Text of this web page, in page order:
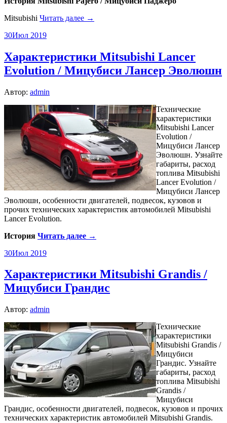
Mitsubishi Читать далее →
30Июл 2019
Характеристики Mitsubishi Lancer
Evolution / Мицубиси Лансер Эволюшн
Автор: admin
Технические
характеристики
Mitsubishi Lancer
Evolution /
Мицубиси Лансер
Эволюшн. Узнайте
габариты, расход
топлива Mitsubishi
Lancer Evolution /
Мицубиси Лансер
Эволюшн, особенности двигателей, подвесок, кузовов и
прочих технических характеристик автомобилей Mitsubishi
Lancer Evolution.
История Читать далее →
30Июл 2019
Характеристики Mitsubishi Grandis /
Мицубиси Грандис
Автор: admin
Технические
характеристики
Mitsubishi Grandis /
Мицубиси
Грандис. Узнайте
габариты, расход
топлива Mitsubishi
Grandis /
Мицубиси
Грандис, особенности двигателей, подвесок, кузовов и прочих
технических характеристик автомобилей Mitsubishi Grandis.